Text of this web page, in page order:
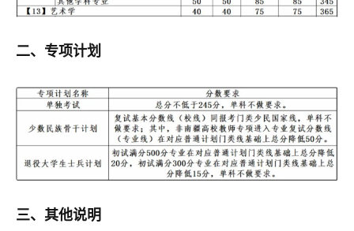
二、专项计划
三、 其他说明